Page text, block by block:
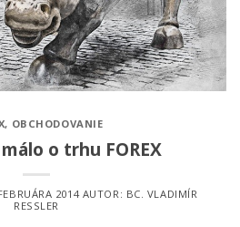
, OBCHODOVANIE
o trhu FOREX
2014AUTOR: BC. VLADIMÍR
RESSLER